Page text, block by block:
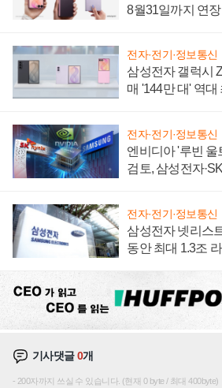
8월31일까지 연장
전자·전기·정보통신
삼성전자 갤럭시
매 '144만 대' 역대
전자·전기·정보통신
엔비디아 '루빈 울
검토, 삼성전자
전자·전기·정보통신
삼성전자 넷리스
동안 최대 1.3조
기사댓글0개
200자까지 쓰실 수 있습니다. (현재 0 byte / 최대 400byte)